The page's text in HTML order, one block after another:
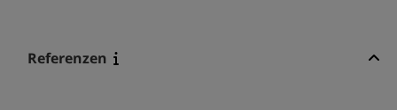
Referenzen